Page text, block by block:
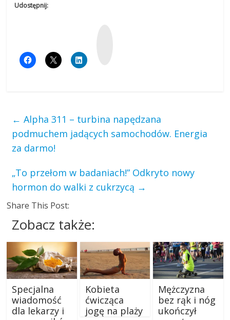
Udostępnij:
← Alpha 311 – turbina napędzana
podmuchem jadących samochodów. Energia
za darmo!
„To przełom w badaniach!” Odkryto nowy
hormon do walki z cukrzycą →
Share This Post:
Zobacz także:
Specjalna
wiadomość
dla lekarzy i
Kobieta
ćwicząca
jogę na plaży
Mężczyzna
bez rąk i nóg
ukończył